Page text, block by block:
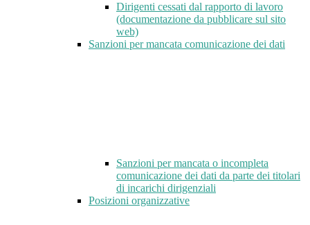
Dirigenti cessati dal rapporto di lavoro
(documentazione da pubblicare sul sito
web)
Sanzioni per mancata comunicazione dei dati
Sanzioni per mancata o incompleta
comunicazione dei dati da parte dei titolari
di incarichi dirigenziali
Posizioni organizzative